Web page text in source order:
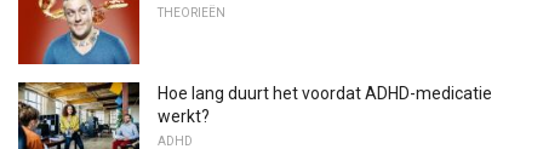
THEORIEËN
Hoe lang duurt het voordat ADHD-medicatie
werkt?
ADHD